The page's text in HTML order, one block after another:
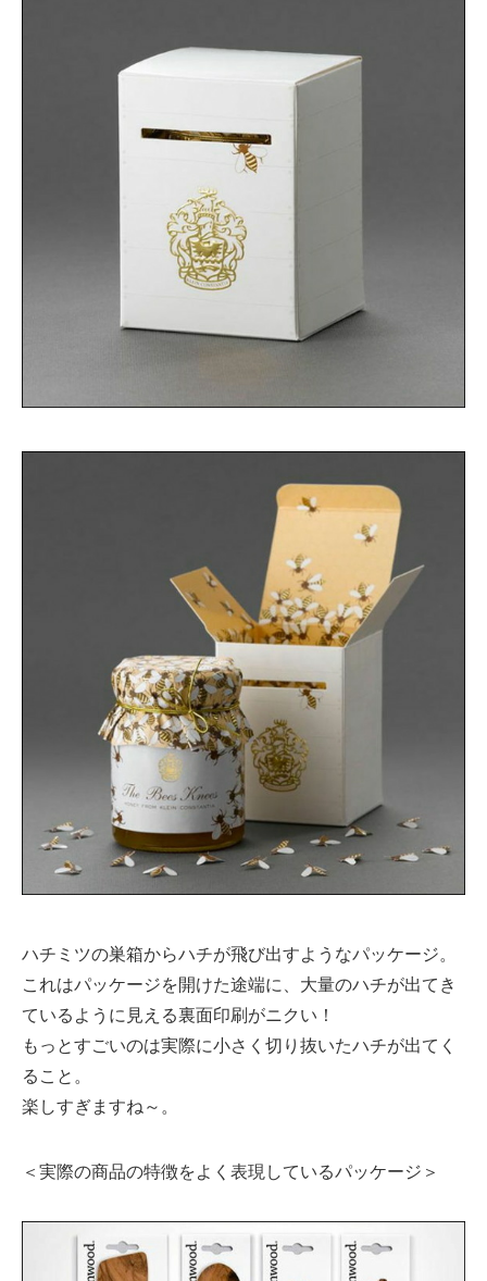
ハチミツの巣箱からハチが飛び出すようなパッケージ。
これはパッケージを開けた途端に、大量のハチが出てき
ているように見える裏面印刷がニクい！
もっとすごいのは実際に小さく切り抜いたハチが出てく
ること。
楽しすぎますね～。
＜実際の商品の特徴をよく表現しているパッケージ＞